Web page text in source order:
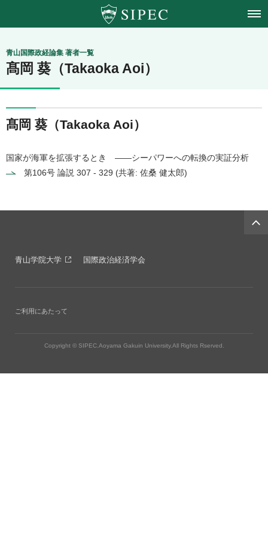
青山学院大学
国際政治経済学会
青山国際政経論集 著者一覧
髙岡 葵（Takaoka Aoi）
髙岡 葵（Takaoka Aoi）
国家が海軍を拡張するとき ――シーパワーへの転換の実証分析
第106号 論説 307 - 329 (共著: 佐桑 健太郎)
青山学院大学 国際政治経済学会
ご利用にあたって
Copyright © SIPEC.Aoyama Gakuin University.All Rights Rserved.